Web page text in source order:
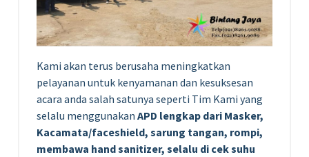
Kami akan terus berusaha meningkatkan
pelayanan untuk kenyamanan dan kesuksesan
acara anda salah satunya seperti Tim Kami yang
selalu menggunakan APD lengkap dari Masker,
Kacamata/faceshield, sarung tangan, rompi,
membawa hand sanitizer, selalu di cek suhu